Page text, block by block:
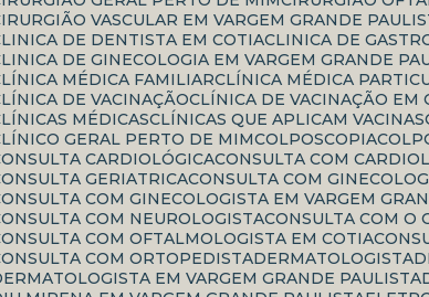
CIRURGIÃO VASCULAR EM VARGEM GRANDE
CLINICA DE DENTISTA EM COTIA CLINICA DE
CLINICA DE GINECOLOGIA EM VARGEM GRANDE
CLÍNICA MÉDICA FAMILIAR CLÍNICA MÉDICA
CLÍNICA DE VACINAÇÃO CLÍNICA DE VACINAÇÃO EM
CLÍNICAS MÉDICAS CLÍNICAS QUE APLICAM VACINAS
CLÍNICO GERAL PERTO DE MIM COLPOSCOPIA
CONSULTA CARDIOLÓGICA CONSULTA COM
CONSULTA GERIATRICA CONSULTA COM
CONSULTA COM GINECOLOGISTA EM VARGEM
CONSULTA COM NEUROLOGISTA CONSULTA COM
CONSULTA COM OFTALMOLOGISTA EM COTIA
CONSULTA COM ORTOPEDISTA
DERMATOLOGISTA
DERMATOLOGISTA EM VARGEM GRANDE PAULISTA